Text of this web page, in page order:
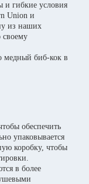
и гибкие условия
Union и
из наших
своему
медный биб-кок в
обеспечить
упаковывается
коробку, чтобы
в более